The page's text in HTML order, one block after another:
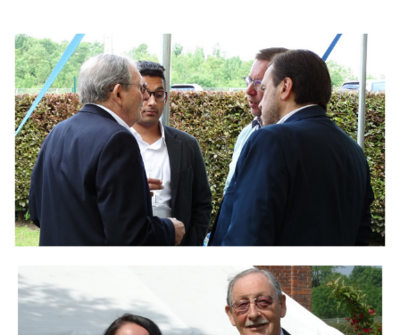
Branding
ARMCHAIR
ARMCHAIR